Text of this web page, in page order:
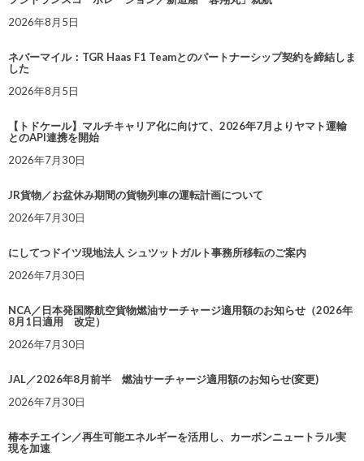
2026年8月5日
ネバーマイル：TGR Haas F1 Teamとのパートナーシップ契約を締結しま
した
2026年8月5日
【トドケール】マルチキャリア化に向けて、2026年7月よりヤマト運輸
とのAPI連携を開始
2026年7月30日
JR貨物／お盆休み期間の貨物列車の運転計画について
2026年7月30日
にしてつドイツ現地法人 シュツットガルト事務所移転のご案内
2026年7月30日
NCA／日本発国際航空貨物燃油サーチャージ適用額のお知らせ（2026年
8月1日適用 改定）
2026年7月30日
JAL／2026年8月前半 燃油サーチャージ適用額のお知らせ(変更)
2026年7月30日
椿本チエイン／再生可能エネルギーを活用し、カーボンニュートラル実
現を加速